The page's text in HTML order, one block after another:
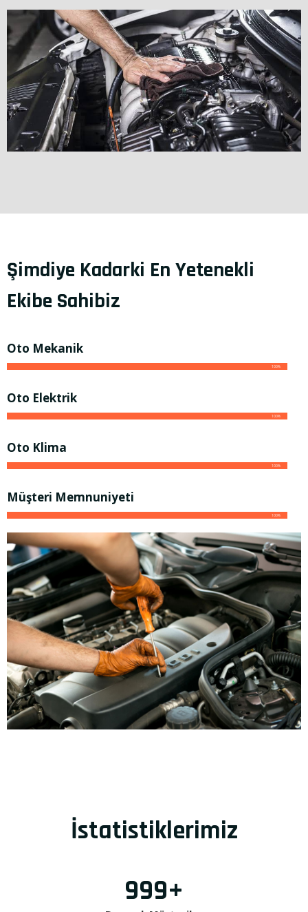
Şimdiye Kadarki En Yetenekli
Ekibe Sahibiz
Oto Mekanik
100%
Oto Elektrik
100%
Oto Klima
100%
Müşteri Memnuniyeti
100%
İstatistiklerimiz
999+